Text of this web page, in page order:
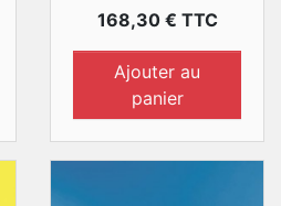
Prix
168,30 € TTC
Ajouter au
panier